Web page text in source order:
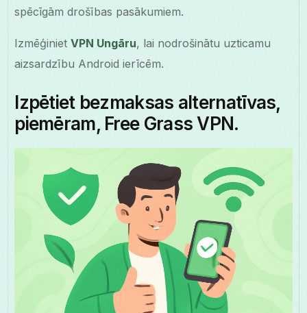
spēcīgām drošības pasākumiem.
IzmēģinietVPN Ungāru, lai nodrošinātu uzticamu
aizsardzību Android ierīcēm.
Izpētiet bezmaksas alternatīvas,
piemēram, Free Grass VPN.